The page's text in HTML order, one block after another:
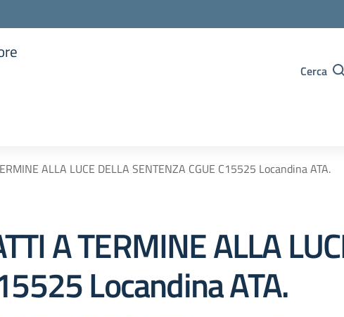
Cerca
ALLA LUCE DELLA SENTENZA CGUE C15525 Locandina ATA.
A TERMINE ALLA
Locandina ATA.